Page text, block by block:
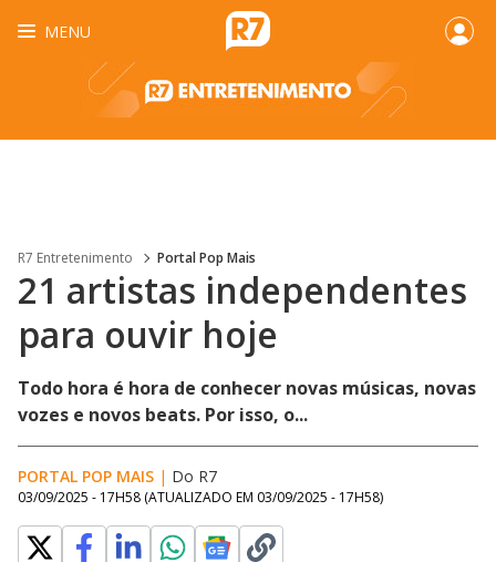
MENU
R7 Entretenimento Portal Pop Mais
21 artistas independentes
para ouvir hoje
Todo hora é hora de conhecer novas músicas, novas
vozes e novos beats. Por isso, o...
PORTAL POP MAIS | Do R7
03/09/2025 - 17H58 (ATUALIZADO EM 03/09/2025 - 17H58)